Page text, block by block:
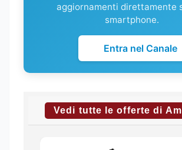
aggiornamenti direttamente
smartphone.
Entra nel Canale